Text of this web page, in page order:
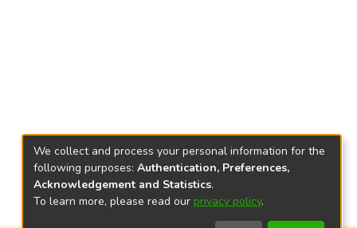
We collect and process your personal information for the
following purposes: Authentication, Preferences,
Acknowledgement and Statistics.
To learn more, please read our privacy policy.